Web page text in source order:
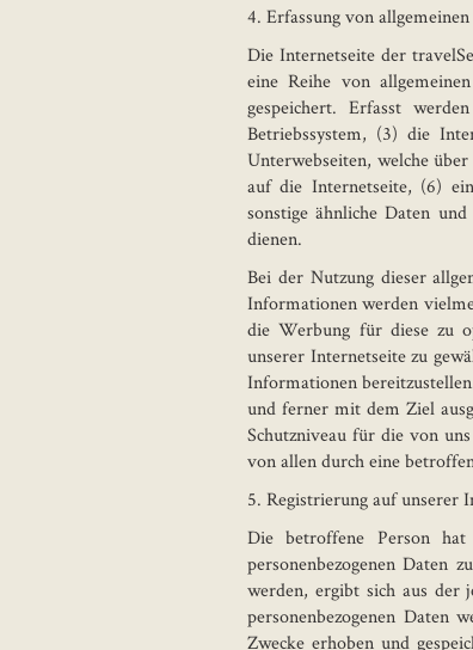
4. Erfassung von
Die Internetseite der
eine Reihe von
gespeichert. Erfasst
Betriebssystem, (3) die
Unterwebseiten, welche
auf die Internetseite, (6)
sonstige ähnliche Daten
dienen.
Bei der Nutzung dieser
Informationen werden
die Werbung für diese zu
unserer Internetseite zu
Informationen
und ferner mit dem Ziel
Schutzniveau für die von
von allen durch eine
5. Registrierung auf unserer
Die betroffene Person
personenbezogenen Daten
werden, ergibt sich aus der
personenbezogenen
Zwecke erhoben und